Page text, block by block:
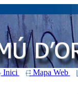
Inici Mapa Web